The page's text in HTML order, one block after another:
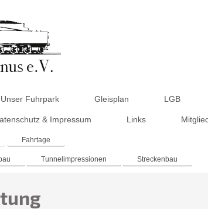
Unser Fuhrpark Gleisplan LGB
& Impressum Links
Fahrtage
Tunnelimpressionen Streckenbau